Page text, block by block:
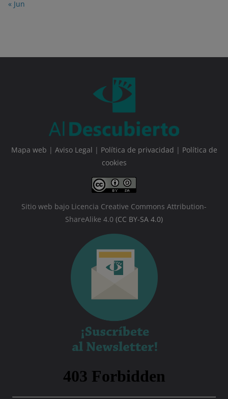
« Jun
Mapa web | Aviso Legal | Política de privacidad | Política de
cookies
Sitio web bajo Licencia Creative Commons Attribution-
ShareAlike 4.0 (CC BY-SA 4.0)